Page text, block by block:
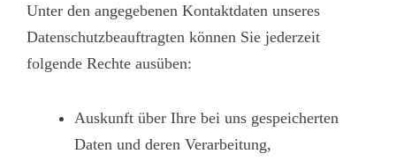
Unter den angegebenen Kontaktdaten unseres
Datenschutzbeauftragten können Sie jederzeit
folgende Rechte ausüben:
Auskunft über Ihre bei uns gespeicherten
Daten und deren Verarbeitung,